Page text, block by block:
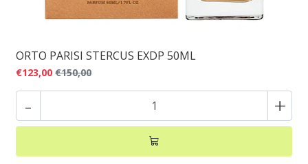
ORTO PARISI STERCUS EXDP 50ML
€123,00 €150,00
- +